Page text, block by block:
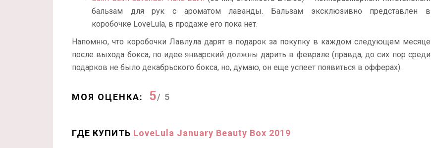
бальзам для рук с ароматом лаванды. Бальзам эксклюзивно представлен в
коробочке LoveLula, в продаже его пока нет.
Напомню, что коробочки Лавлула дарят в подарок за покупку в каждом следующем месяце
после выхода бокса, по идее январский должны дарить в феврале (правда, до сих пор среди
подарков не было декабрьского бокса, но, думаю, он еще успеет появиться в офферах).
МОЯ ОЦЕНКА: 5/ 5
ГДЕ КУПИТЬ LoveLula January Beauty Box 2019